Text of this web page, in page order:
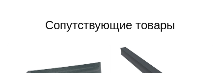
Сопутствующие товары